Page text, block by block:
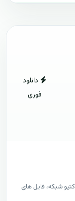
دانلود
فوری
شبکه، فایل های